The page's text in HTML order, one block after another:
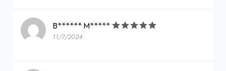
B****** M*****
11/7/2024